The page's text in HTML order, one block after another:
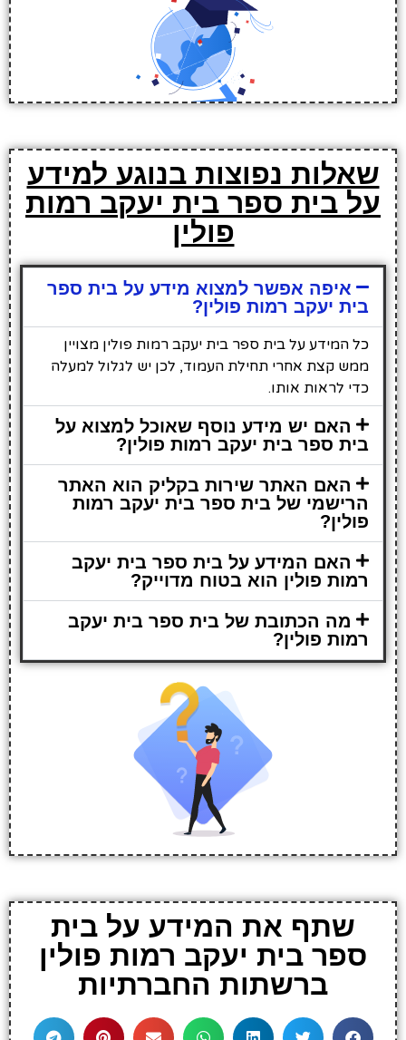
שאלות נפוצות בנוגע למידע
על בית ספר בית יעקב רמות
פולין
איפה אפשר למצוא מידע על בית ספר
בית יעקב רמות פולין?
כל המידע על בית ספר בית יעקב רמות פולין מצויין
ממש קצת אחרי תחילת העמוד, לכן יש לגלול למעלה
כדי לראות אותו.
האם יש מידע נוסף שאוכל למצוא על
בית ספר בית יעקב רמות פולין?
האם האתר שירות בקליק הוא האתר
הרישמי של בית ספר בית יעקב רמות
פולין?
האם המידע על בית ספר בית יעקב
רמות פולין הוא בטוח מדוייק?
מה הכתובת של בית ספר בית יעקב
רמות פולין?
שתף את המידע על בית
ספר בית יעקב רמות פולין
ברשתות החברתיות